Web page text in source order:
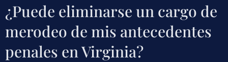
¿Puede eliminarse un cargo de
merodeo de mis antecedentes
penales en Virginia?